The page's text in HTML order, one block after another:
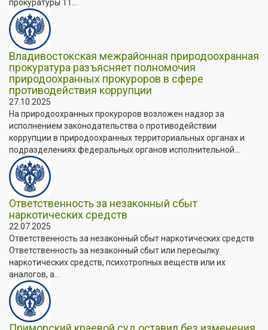
прокуратуры 11...
Владивостокская межрайонная природоохранная
прокуратура разъясняет полномочия
природоохранных прокуроров в сфере
противодействия коррупции
27.10.2025
На природоохранных прокуроров возложен надзор за
исполнением законодательства о противодействии
коррупции в природоохранных территориальных органах и
подразделениях федеральных органов исполнительной...
Ответственность за незаконный сбыт
наркотических средств
22.07.2025
Ответственность за незаконный сбыт наркотических средств
Ответственность за незаконный сбыт или пересылку
наркотических средств, психотропных веществ или их
аналогов, а...